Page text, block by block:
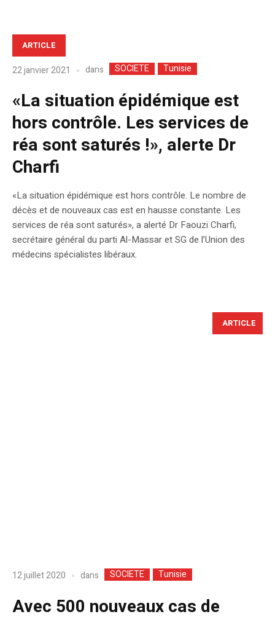
ARTICLE
22 janvier 2021 dans SOCIETE Tunisie
«La situation épidémique est
hors contrôle. Les services de
réa sont saturés !», alerte Dr
Charfi
«La situation épidémique est hors contrôle. Le nombre de
décès et de nouveaux cas est en hausse constante. Les
services de réa sont saturés», a alerté Dr Faouzi Charfi,
secrétaire général du parti Al-Massar et SG de l’Union des
médecins spécialistes libéraux.
ARTICLE
12 juillet 2020 dans SOCIETE Tunisie
Avec 500 nouveaux cas de